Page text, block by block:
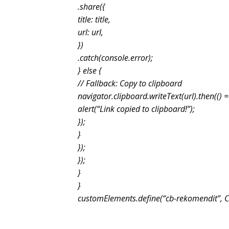
.share({
title: title,
url: url,
})
.catch(console.error);
} else {
// Fallback: Copy to clipboard
navigator.clipboard.writeText(url).then(()
alert(“Link copied to clipboard!”);
});
}
});
});
}
}
customElements.define(“cb-rekomendit”,